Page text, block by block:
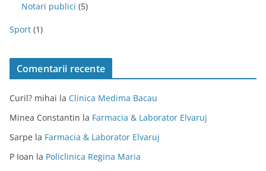
Notari publici (5)
Sport (1)
Comentarii recente
Curil? mihai la Clinica Medima Bacau
Minea Constantin la Farmacia & Laborator Elvaruj
Sarpe la Farmacia & Laborator Elvaruj
P Ioan la Policlinica Regina Maria